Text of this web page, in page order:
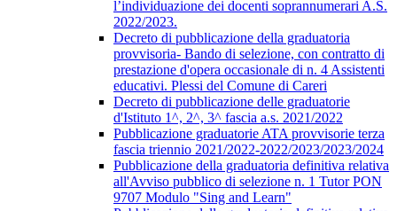
l’individuazione dei docenti soprannumerari A.S.
2022/2023.
Decreto di pubblicazione della graduatoria
provvisoria- Bando di selezione, con contratto di
prestazione d'opera occasionale di n. 4 Assistenti
educativi. Plessi del Comune di Careri
Decreto di pubblicazione delle graduatorie
d'Istituto 1^, 2^, 3^ fascia a.s. 2021/2022
Pubblicazione graduatorie ATA provvisorie terza
fascia triennio 2021/2022-2022/2023/2023/2024
Pubblicazione della graduatoria definitiva relativa
all'Avviso pubblico di selezione n. 1 Tutor PON
9707 Modulo "Sing and Learn"